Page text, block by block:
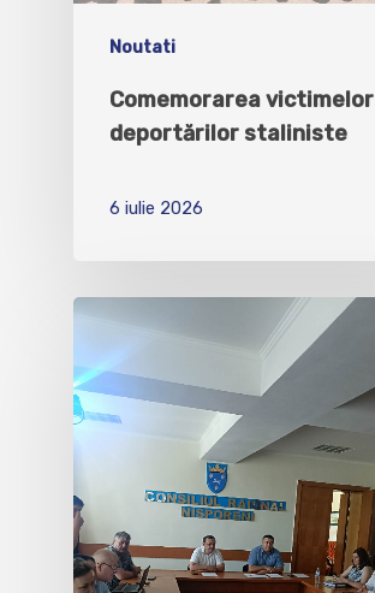
Noutati
Comemorarea victimelor
deportărilor staliniste
6 iulie 2026